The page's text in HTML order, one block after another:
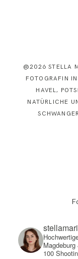
@2026 STELLA
FOTOGRAFIN
HAVEL,
NATÜRLICHE
100